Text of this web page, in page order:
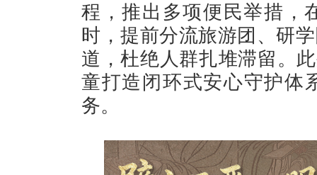
程，推出多项便民举措，
时，提前分流旅游团、研
道，杜绝人群扎堆滞留。
童打造闭环式安心守护体
务。